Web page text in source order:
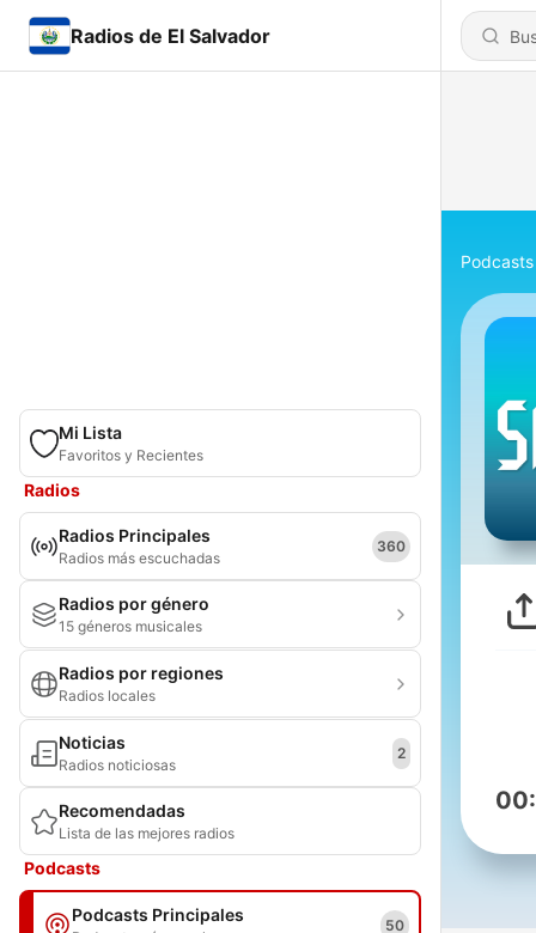
Radios de El Salvador
Mi Lista
Favoritos y Recientes
Radios
Radios Principales
Radios más escuchadas
360
Radios por género
15 géneros musicales
Radios por regiones
Radios locales
Noticias
Radios noticiosas
2
Recomendadas
Lista de las mejores radios
Podcasts
Podcasts Principales 50
Podcasts